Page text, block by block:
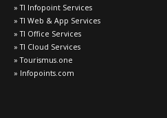
» TI Infopoint Services
» TI Web & App Services
» TI Office Services
» TI Cloud Services
» Tourismus.one
» Infopoints.com